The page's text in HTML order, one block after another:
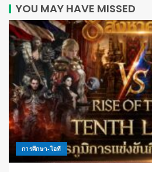
YOU MAY HAVE MISSED
การศึกษา-ไอที